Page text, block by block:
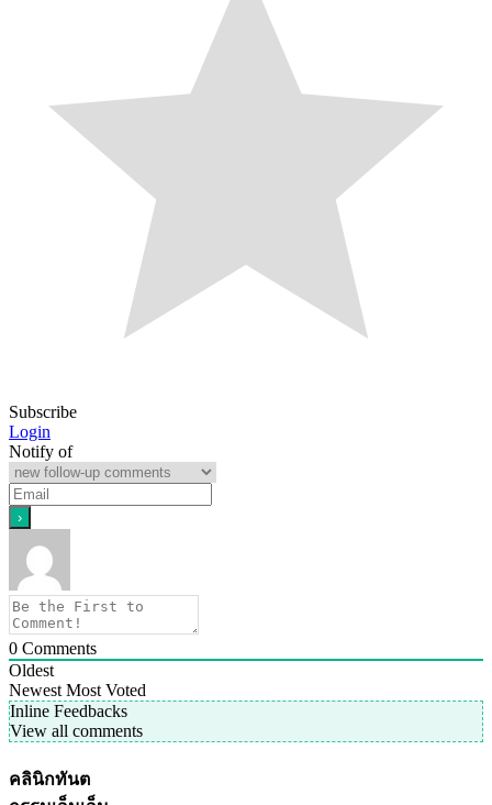
Subscribe
Login
Notify of
0 Comments
Oldest
Newest Most Voted
Inline Feedbacks
View all comments
คลินิกทันต